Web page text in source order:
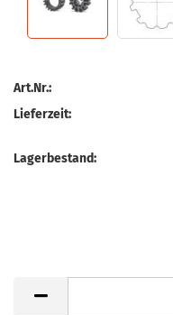
Art.Nr.:
Lieferzeit:
Lagerbestand: